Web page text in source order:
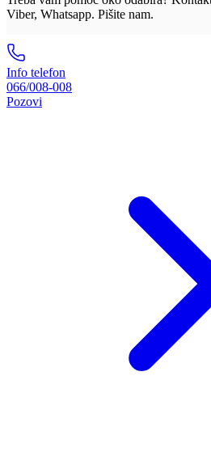
Viber, Whatsapp. Pišite nam.
Info telefon
066/008-008
Pozovi